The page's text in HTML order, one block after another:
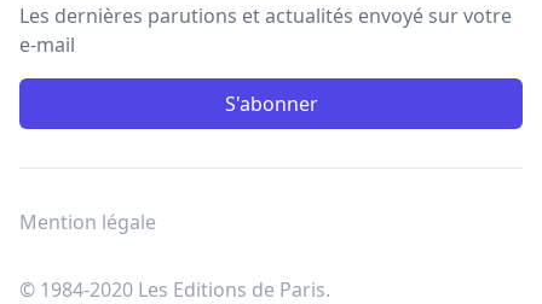
Les dernières parutions et actualités envoyé sur votre
e-mail
S'abonner
Mention légale
© 1984-2020 Les Editions de Paris.